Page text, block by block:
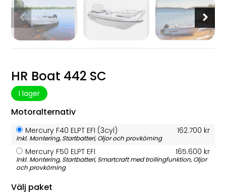
sandstrand
HR Boat 442 SC
I lager
Motoralternativ
Mercury F40 ELPT EFI (3cyl) 162.700 kr
Inkl. Montering, Startbatteri, Oljor och provkörning
Mercury F50 ELPT EFI 165.600 kr
Inkl. Montering, Startbatteri, Smartcraft med trollingfunktion, Oljor
och provkörning
Välj paket